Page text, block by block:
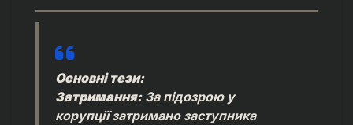
Основні тези:
Затримання:За підозрою у
корупції затримано заступника